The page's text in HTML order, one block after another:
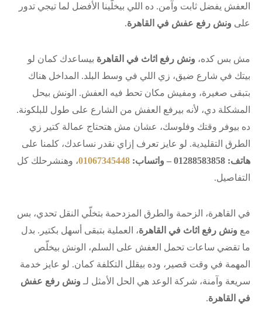
العفش يفضل ثابت وآمن. ده اللي بيخلّينا الأفضل لما تيجي تدور
على ونش رفع عفش في القاهرة.
مش بس كده، ونش رفع اثاث في القاهرة بيساعدك كمان لو
بيتك في شارع ضيق، زي اللي في وسط البلد. المداخل هناك
بتبقى صغيرة، ومفيش مكان تحط فيه العفش. الونش بيحل
المشكلة دي، لأنه بيرفع العفش من الشارع على طول للبلكونة.
ده بيوفر وقتك وفلوسك، عشان مش هتحتاج عمالة كتير زي
الطرق التقليدية. لو عايز تعرف إزاي نقدر نساعدك، كلمنا على
هاتف: 01288583858 – واتساب:
01067345448، وهنشرحلك كل
التفاصيل.
في القاهرة، الزحمة والطرق المزدحمة بتخلّي النقل تحدي، بس
مع ونش رفع اثاث في القاهرة، العملية بتبقى أسهل بكتير. بدل
ما تقضي ساعات تحمل العفش على السلم، الونش بيخلّص
المهمة في وقت قصير، وده بيقلل التكلفة كمان. لو عايز خدمة
سريعة وآمنة، شركة الوعد هي الحل الأمثل لـ ونش رفع عفش
في القاهرة.